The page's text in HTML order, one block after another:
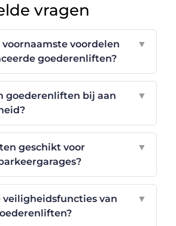
vragen
voordelen
goederenliften?
▼
goederenliften bij aan
▼
geschikt voor
▼
veiligheidsfuncties van
▼